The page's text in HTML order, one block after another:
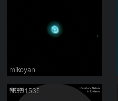
mikoyan
NGC1535